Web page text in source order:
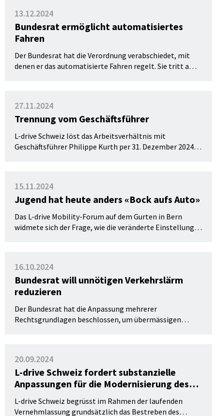
13.12.2024
Bundesrat ermöglicht automatisiertes
Fahren
Der Bundesrat hat die Verordnung verabschiedet, mit
denen er das automatisierte Fahren regelt. Sie tritt am 1.
27.11.2024
Trennung vom Geschäftsführer
L-drive Schweiz löst das Arbeitsverhältnis mit
Geschäftsführer Philippe Kurth per 31. Dezember 2024
15.11.2024
Jugend hat heute anders «Bock aufs Auto»
Das L-drive Mobility-Forum auf dem Gurten in Bern
widmete sich der Frage, wie die veränderte Einstellung
16.10.2024
Bundesrat will unnötigen Verkehrslärm
reduzieren
Der Bundesrat hat die Anpassung mehrerer
Rechtsgrundlagen beschlossen, um übermässigen
aktualisiert und das Verursachen von unnötigem Lärm
mit Auspuffanlagen neu in die Liste der zu vermeidenden
Geräusche aufgenommen.
20.09.2024
L-drive Schweiz fordert substanzielle
Anpassungen für die Modernisierung des
L-drive Schweiz begrüsst im Rahmen der laufenden
Vernehmlassung grundsätzlich das Bestreben des